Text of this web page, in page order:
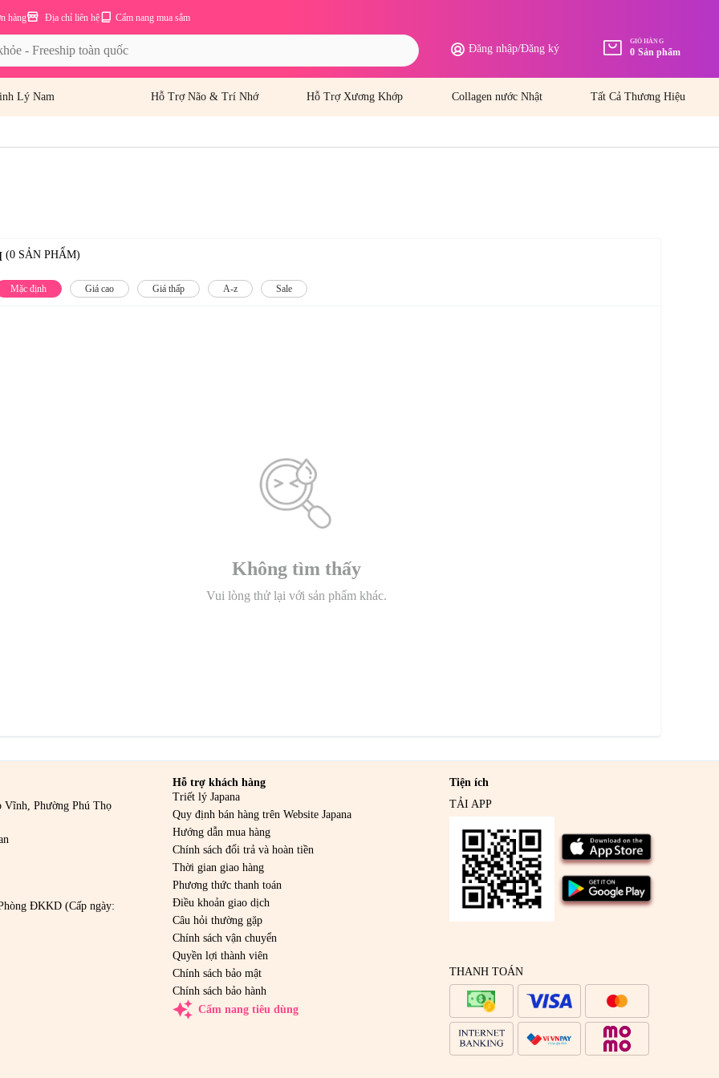
Cẩm nang mua sắm
Địa chỉ liên hệ
hàng
Đăng nhập/Đăng ký
GIỎ HÀNG
0 Sản phẩm
Lý Nam Hỗ Trợ Não & Trí Nhớ Hỗ Trợ Xương Khớp Collagen nước Nhật Tất Cả Thương Hiệu
(0 SẢN PHẨM)
Mặc định Giá cao Giá thấp A-z Sale
Không tìm thấy
Vui lòng thử lại với sản phẩm khác.
Vĩnh, Phường Phú Thọ
ĐKKD (Cấp ngày:
Hỗ trợ khách hàng
Triết lý Japana
Quy định bán hàng trên Website Japana
Hướng dẫn mua hàng
Chính sách đổi trả và hoàn tiền
Thời gian giao hàng
Phương thức thanh toán
Điều khoản giao dịch
Câu hỏi thường gặp
Chính sách vận chuyển
Quyền lợi thành viên
Chính sách bảo mật
Chính sách bảo hành
auto_awesome Cẩm nang tiêu dùng
Tiện ích
TẢI APP
THANH TOÁN